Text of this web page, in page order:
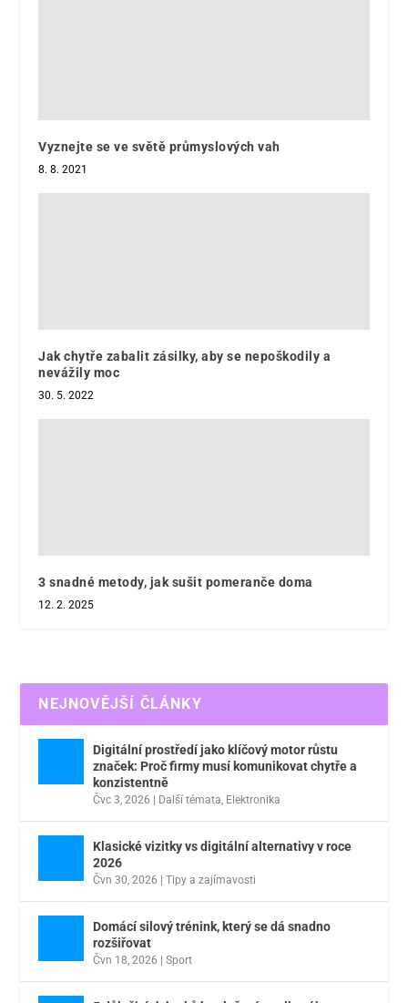
Vyznejte se ve světě průmyslových vah
8. 8. 2021
Jak chytře zabalit zásilky, aby se nepoškodily a
nevážily moc
30. 5. 2022
3 snadné metody, jak sušit pomeranče doma
12. 2. 2025
NEJNOVĚJŠÍ ČLÁNKY
Digitální prostředí jako klíčový motor růstu
značek: Proč firmy musí komunikovat chytře a
konzistentně
Čvc 3, 2026 | Další témata Elektronika
Klasické vizitky vs digitální alternativy v roce
2026
Čvn 30, 2026 |Tipy a zajímavosti
Domácí silový trénink, který se dá snadno
rozšiřovat
Čvn 18, 2026 |Sport